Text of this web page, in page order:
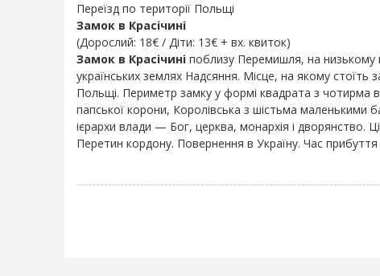
Переїзд по території Польщі
Замок в Красічині
(Дорослий: 18€ / Діти: 13€ + вх. квиток)
Замок в Красічині поблизу Перемишля, на низькому
українських землях Надсяння. Місце, на якому стоїть
Польщі. Периметр замку у формі квадрата з чотирма
папської корони, Королівська з шістьма маленькими
ієрархи влади — Бог, церква, монархія і дворянство.
Перетин кордону. Повернення в Україну. Час